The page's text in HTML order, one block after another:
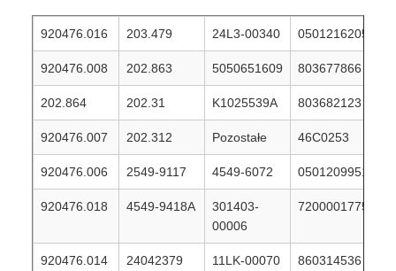
920476.016 203.479 24L3-00340 0501216205
920476.008 202.863 5050651609 803677866
202.864 202.31 K1025539A 803682123
920476.007 202.312 Pozostałe 46C0253
920476.006 2549-9117 4549-6072 0501209951
920476.018 4549-9418A
301403-
00006
7200001775
920476.014 24042379 11LK-00070 860314536